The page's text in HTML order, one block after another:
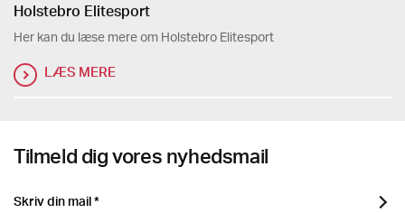
Holstebro Elitesport
Her kan du læse mere om Holstebro Elitesport
LÆS MERE
Tilmeld dig vores nyhedsmail